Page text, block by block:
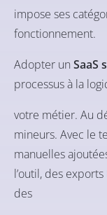
impose ses
fonctionnement.
Adopter un SaaS
processus à la
votre métier. Au
mineurs. Avec le
manuelles
l’outil, des
des